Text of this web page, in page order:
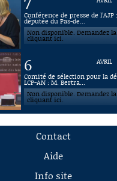
Conférence de presse de
députée du Pas-de...
Non disponible. Demandez
cliquant ici.
6 AVRIL
Comité de sélection pour la
LCP-AN : M. Bertra...
Non disponible. Demandez
cliquant ici.
Contact
Aide
Info site